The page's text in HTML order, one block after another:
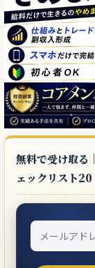
無料で受け取る
ェックリスト20